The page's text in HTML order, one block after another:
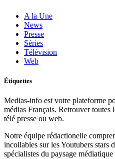
A la Une
News
Presse
Séries
Télévision
Web
Étiquettes
Medias-info est votre plateforme
médias Français. Retrouver toutes
télé presse ou web.
Notre équipe rédactionelle
incollables sur les Youtubers stars
spécialistes du paysage